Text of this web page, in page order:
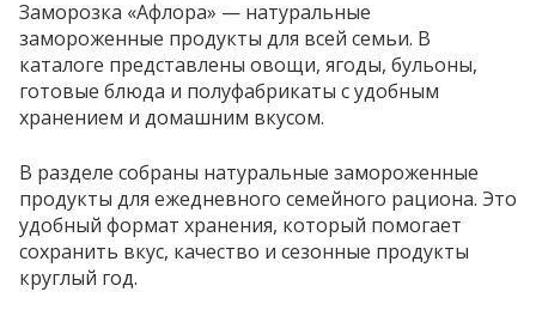
Заморозка «Афлора» — натуральные
замороженные продукты для всей семьи. В
каталоге представлены овощи, ягоды, бульоны,
готовые блюда и полуфабрикаты с удобным
хранением и домашним вкусом.
В разделе собраны натуральные замороженные
продукты для ежедневного семейного рациона. Это
удобный формат хранения, который помогает
сохранить вкус, качество и сезонные продукты
круглый год.